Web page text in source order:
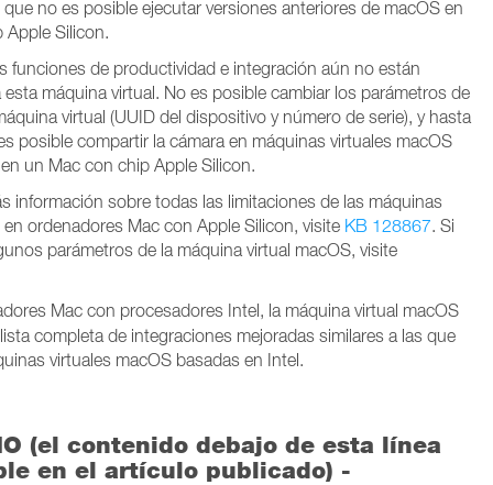
no es posible ejecutar versiones anteriores de macOS en
Apple Silicon.
funciones de productividad e integración aún no están
máquina virtual. No es posible cambiar los parámetros de
virtual (UUID del dispositivo y número de serie), y hasta
posible compartir la cámara en máquinas virtuales macOS
un Mac con chip Apple Silicon.
información sobre todas las limitaciones de las máquinas
ordenadores Mac con Apple Silicon, visite KB 128867. Si
parámetros de la máquina virtual macOS, visite
Mac con procesadores Intel, la máquina virtual macOS
completa de integraciones mejoradas similares a las que
virtuales macOS basadas en Intel.
(el contenido debajo de esta línea
en el artículo publicado) -